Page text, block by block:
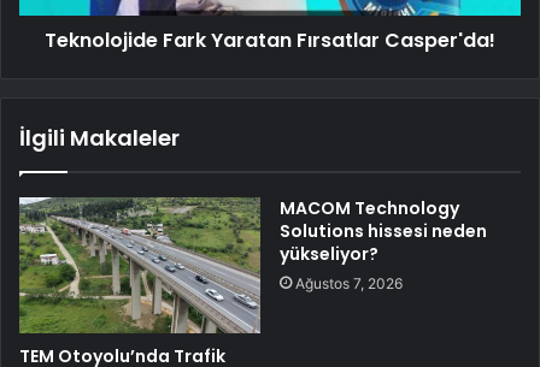
Teknolojide Fark Yaratan Fırsatlar Casper'da!
İlgili Makaleler
TEM Otoyolu’nda Trafik
MACOM Technology
Solutions hissesi neden
yükseliyor?
Ağustos 7, 2026